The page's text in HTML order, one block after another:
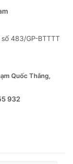
483/GP-BTTTT
Quốc Thắng,
932